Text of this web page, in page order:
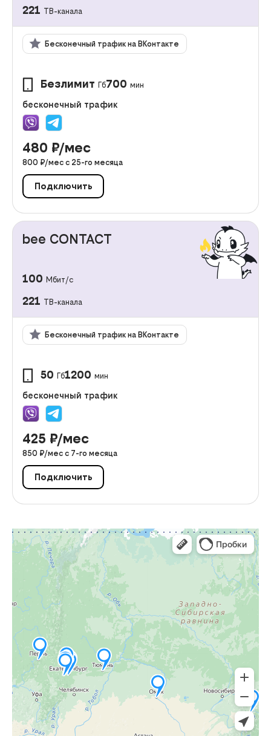
221 ТВ-канала
Бесконечный трафик на ВКонтакте
Безлимит Гб700 мин
бесконечный трафик
480 ₽/мес
800 ₽/мес с 25-го месяца
Подключить
bee CONTACT
100 Мбит/с
221 ТВ-канала
Бесконечный трафик на ВКонтакте
50 Гб1200 мин
бесконечный трафик
425 ₽/мес
850 ₽/мес с 7-го месяца
Подключить